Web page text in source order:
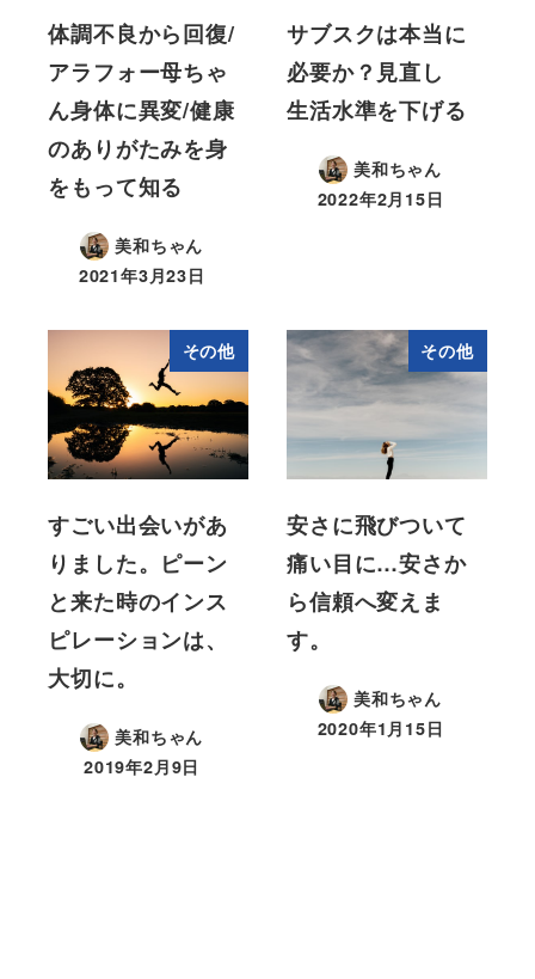
体調不良から回復/
アラフォー母ちゃ
ん身体に異変/健康
のありがたみを身
をもって知る
美和ちゃん
2021年3月23日
サブスクは本当に
必要か？見直し
生活水準を下げる
美和ちゃん
2022年2月15日
その他
すごい出会いがあ
りました。ピーン
と来た時のインス
ピレーションは、
大切に。
美和ちゃん
2019年2月9日
その他
安さに飛びついて
痛い目に…安さか
ら信頼へ変えま
す。
美和ちゃん
2020年1月15日